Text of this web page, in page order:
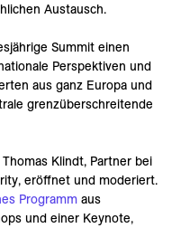
Austausch.
Summit einen
Perspektiven und
aus ganz Europa und
grenzüberschreitende
Klindt, Partner bei
eröffnet und moderiert.
Programm aus
und einer Keynote,